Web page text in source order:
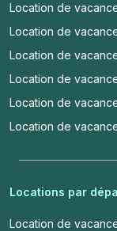
Location de
Location de
Location de
Location de
Location de
Location de
Locations par
Location de